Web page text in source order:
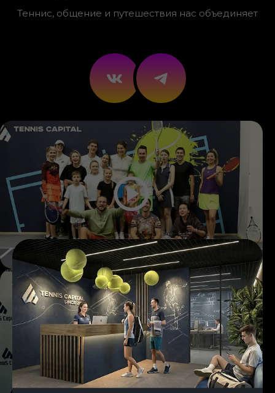
Теннис, общение и путешествия нас объединяет